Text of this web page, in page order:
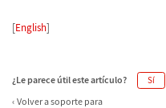
[English]
¿Le parece útil este artículo? Sí
Volver a soporte para